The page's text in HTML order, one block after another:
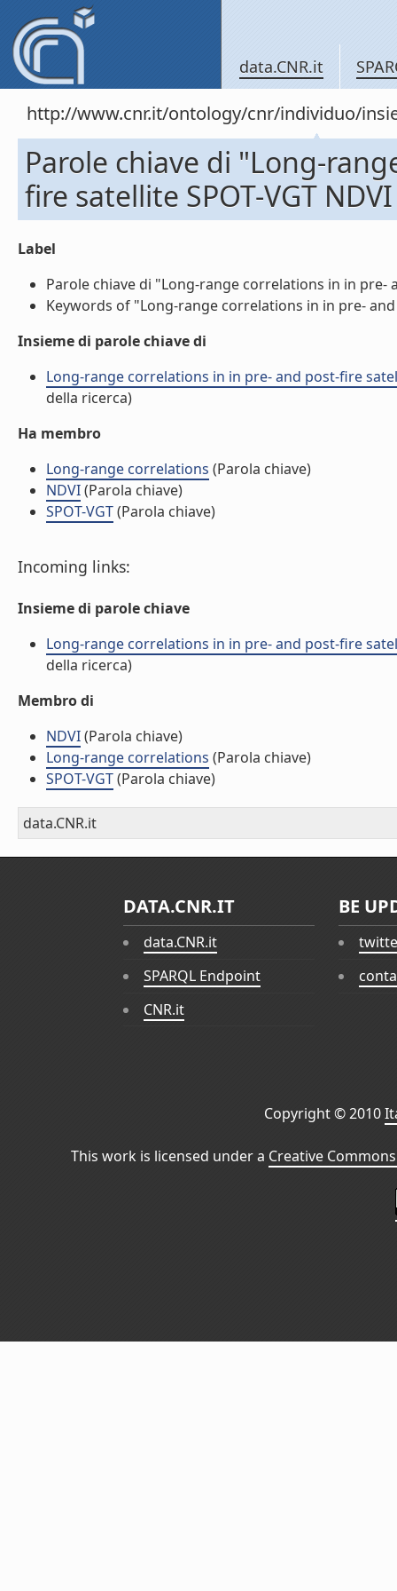
data.CNR.it
http://www.cnr.it/ontology/cnr/individuo/
Parole chiave di "Long-
fire satellite SPOT-VGT
Label
Parole chiave di "Long-range correlations in in pre-
Keywords of "Long-range correlations in in pre-
Insieme di parole chiave di
Long-range correlations in in pre- and post-fire
della ricerca)
Ha membro
Long-range correlations (Parola chiave)
NDVI(Parola chiave)
SPOT-VGT(Parola chiave)
Incoming links:
Insieme di parole chiave
Long-range correlations in in pre- and post-fire
della ricerca)
Membro di
NDVI(Parola chiave)
Long-range correlations (Parola chiave)
SPOT-VGT(Parola chiave)
data.CNR.it
DATA.CNR.IT
data.CNR.it
SPARQL Endpoint
CNR.it
BE
Copyright © 2010
This work is licensed under a Creative